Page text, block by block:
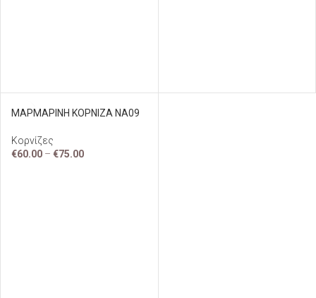
ΜΑΡΜΑΡΙΝΗ ΚΟΡΝΙΖΑ ΝΑ09
Κορνίζες
€60.00 – €75.00